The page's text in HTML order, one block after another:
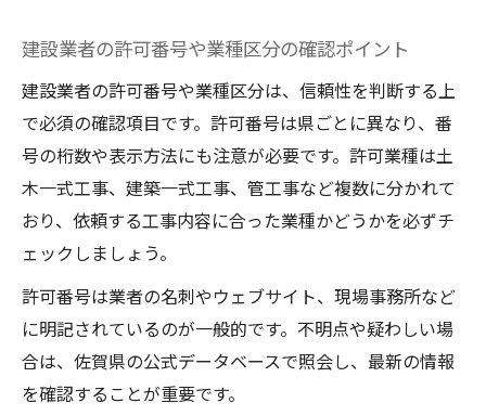
建設業者の許可番号や業種区分の確認ポイント
建設業者の許可番号や業種区分は、信頼性を判断する上
で必須の確認項目です。許可番号は県ごとに異なり、番
号の桁数や表示方法にも注意が必要です。許可業種は土
木一式工事、建築一式工事、管工事など複数に分かれて
おり、依頼する工事内容に合った業種かどうかを必ずチ
ェックしましょう。
許可番号は業者の名刺やウェブサイト、現場事務所など
に明記されているのが一般的です。不明点や疑わしい場
合は、佐賀県の公式データベースで照会し、最新の情報
を確認することが重要です。